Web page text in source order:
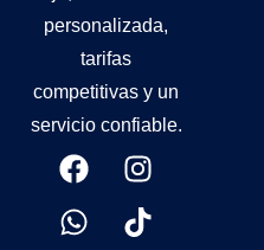
personalizada,
tarifas
competitivas y un
servicio confiable.